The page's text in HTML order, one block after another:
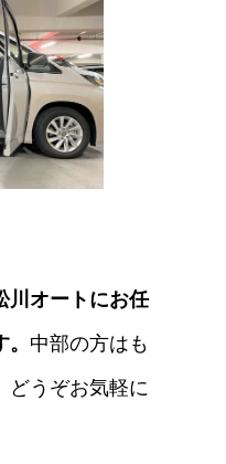
川オートにお任
中部の方はも
どうぞお気軽に